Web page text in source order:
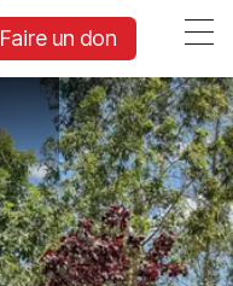
Faire un don